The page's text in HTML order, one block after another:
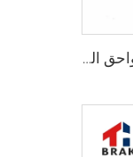
D1541 425253 توريد مصنع بسعر منخفض لواحق الفرامل لسيارات Peugeot 207 307